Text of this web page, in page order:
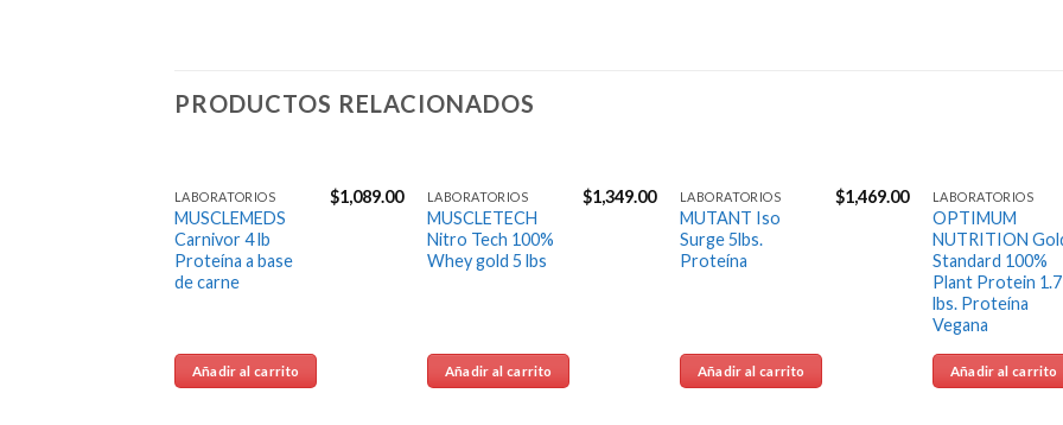
PRODUCTOS RELACIONADOS
LABORATORIOS
MUSCLEMEDS
Carnivor 4 lb
Proteína a base
de carne
$1,089.00
Añadir al carrito
LABORATORIOS
MUSCLETECH
Nitro Tech 100%
Whey gold 5 lbs
$1,349.00
Añadir al carrito
LABORATORIOS
MUTANT Iso
Surge 5lbs.
Proteína
$1,469.00
Añadir al carrito
LABORATORIOS
OPTIMUM
NUTRITION
Standard 100%
Plant Protein 1.7
lbs. Proteína
Vegana
Añadir al carrito